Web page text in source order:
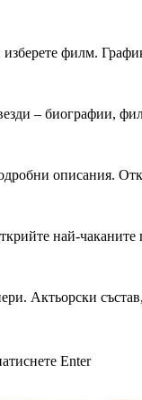
изберете филм.
– биографии,
описания.
най-
Актьорски
Enter